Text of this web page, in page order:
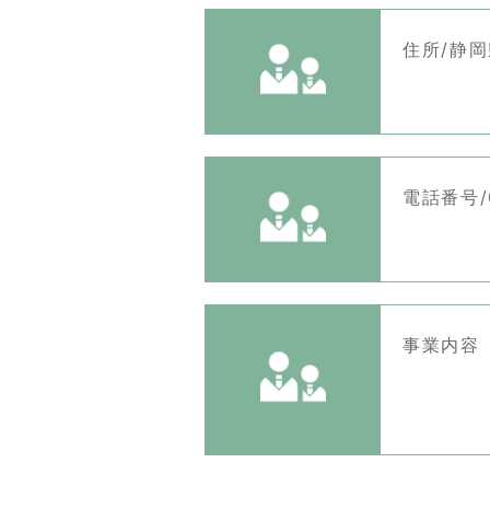
住所/静
電話番
事業内